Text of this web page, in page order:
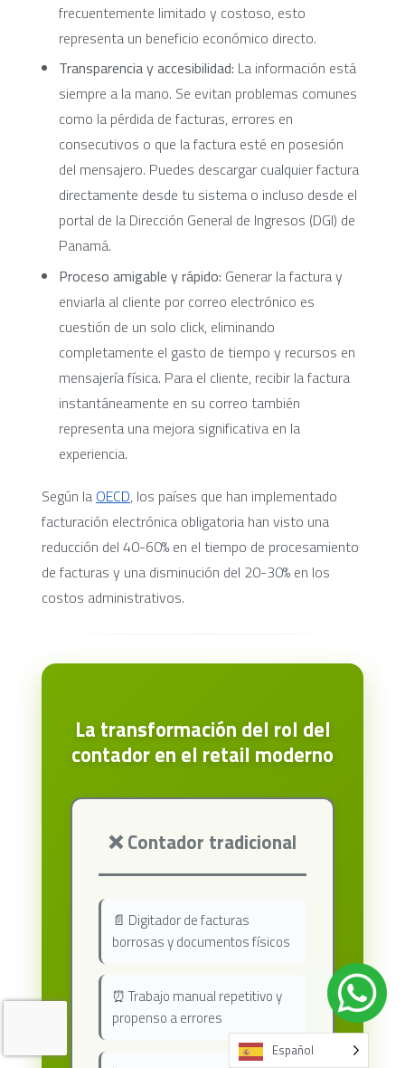
frecuentemente limitado y costoso, esto
representa un beneficio económico directo.
Transparencia y accesibilidad: La información está
siempre a la mano. Se evitan problemas comunes
como la pérdida de facturas, errores en
consecutivos o que la factura esté en posesión
del mensajero. Puedes descargar cualquier factura
directamente desde tu sistema o incluso desde el
portal de la Dirección General de Ingresos (DGI) de
Panamá.
Proceso amigable y rápido: Generar la factura y
enviarla al cliente por correo electrónico es
cuestión de un solo click, eliminando
completamente el gasto de tiempo y recursos en
mensajería física. Para el cliente, recibir la factura
instantáneamente en su correo también
representa una mejora significativa en la
experiencia.
Según la OECD, los países que han implementado
facturación electrónica obligatoria han visto una
reducción del 40-60% en el tiempo de procesamiento
de facturas y una disminución del 20-30% en los
costos administrativos.
La transformación del rol del
contador en el retail moderno
❌ Contador tradicional
📄 Digitador de facturas
borrosas y documentos físicos
⏰ Trabajo manual repetitivo y
propenso a errores
Español
Español